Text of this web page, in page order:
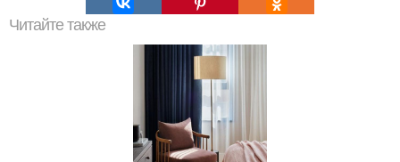
Читайте также